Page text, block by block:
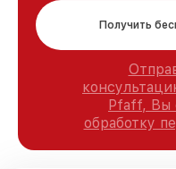
Получить
Pfaff, Вы
обработку